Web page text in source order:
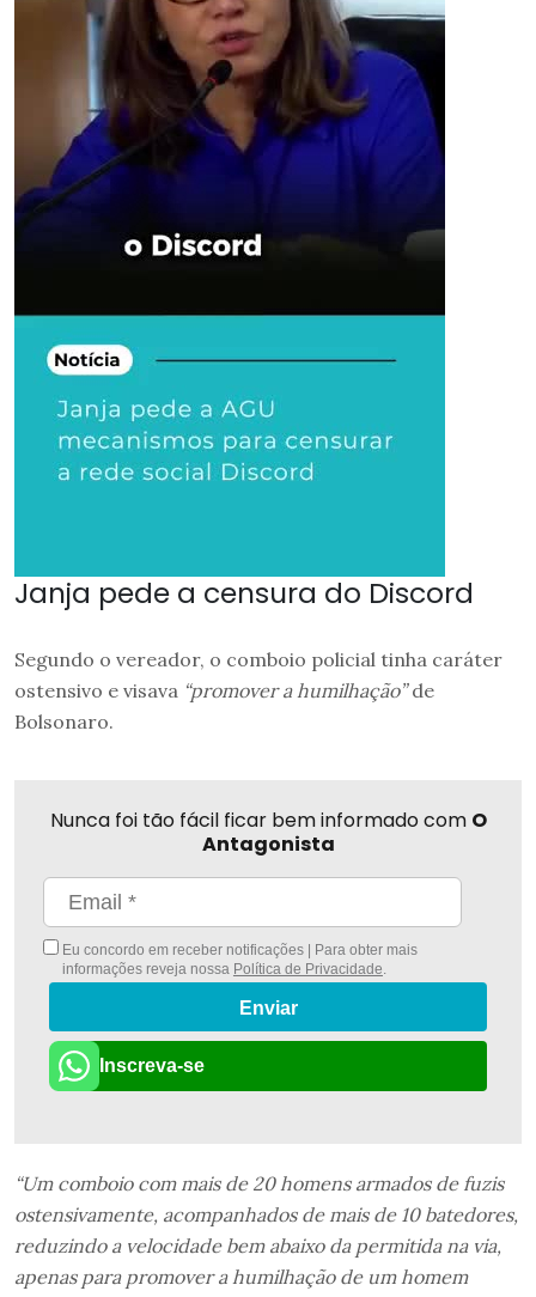
Janja pede a censura do Discord
Segundo o vereador, o comboio policial tinha caráter
ostensivo e visava “promover a humilhação”de
Bolsonaro.
Nunca foi tão fácil ficar bem informado com O
Antagonista
Eu concordo em receber notificações | Para obter mais
informações reveja nossa Política de Privacidade.
Enviar
Inscreva-se
“Um comboio com mais de 20 homens armados de fuzis
ostensivamente, acompanhados de mais de 10 batedores,
reduzindo a velocidade bem abaixo da permitida na via,
apenas para promover a humilhação de um homem